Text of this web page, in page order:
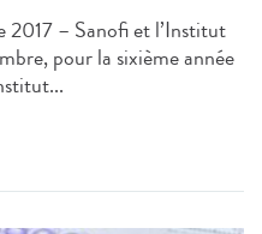
2017 – Sanofi et l’Institut
pour la sixième année